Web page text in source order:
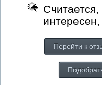
интересен,
Перейти к